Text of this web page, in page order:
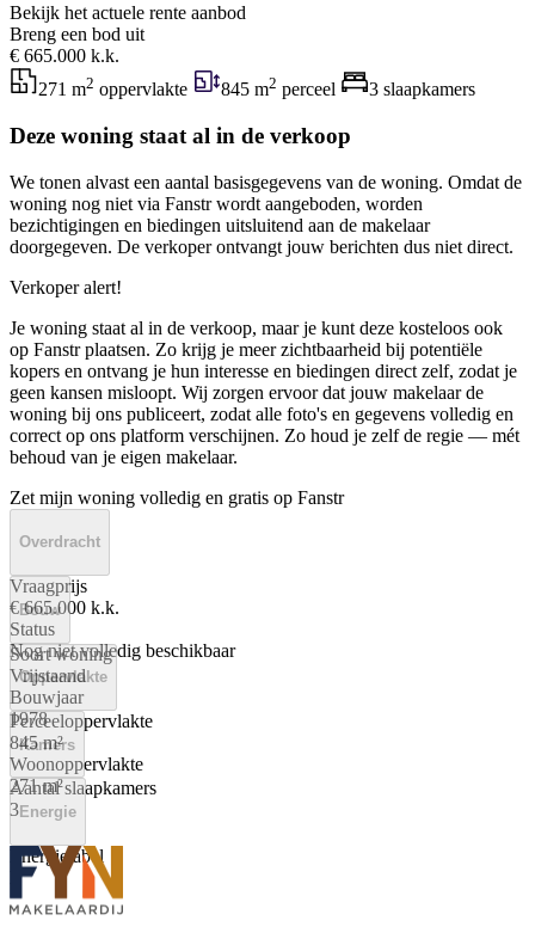
Bekijk het actuele rente aanbod
Breng een bod uit
€ 665.000 k.k.
271 m2 oppervlakte 845 m2 perceel 3 slaapkamers
Deze woning staat al in de verkoop
We tonen alvast een aantal basisgegevens van de woning. Omdat de
woning nog niet via Fanstr wordt aangeboden, worden
bezichtigingen en biedingen uitsluitend aan de makelaar
doorgegeven. De verkoper ontvangt jouw berichten dus niet direct.
Verkoper alert!
Je woning staat al in de verkoop, maar je kunt deze kosteloos ook
op Fanstr plaatsen. Zo krijg je meer zichtbaarheid bij potentiële
kopers en ontvang je hun interesse en biedingen direct zelf, zodat je
geen kansen misloopt. Wij zorgen ervoor dat jouw makelaar de
woning bij ons publiceert, zodat alle foto's en gegevens volledig en
correct op ons platform verschijnen. Zo houd je zelf de regie — mét
behoud van je eigen makelaar.
Zet mijn woning volledig en gratis op Fanstr
Overdracht
Vraagprijs
€ 665.000 k.k.
Status
Nog niet volledig beschikbaar
Bouw
Soort woning
Vrijstaand
Bouwjaar
1978
Oppervlakte
Perceeloppervlakte
845 m²
Woonoppervlakte
271 m²
Kamers
Aantal slaapkamers
3 Energie
Energielabel
B